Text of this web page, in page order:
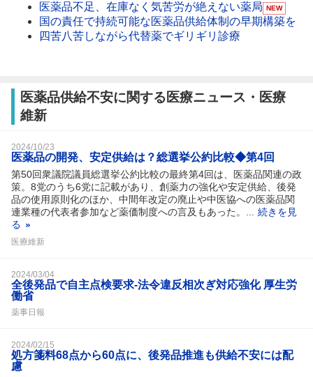
医薬品不足、在庫なく気苦労が絶えない薬局 NEW
国の責任で持続可能な医薬品供給体制の早期構築を
四苦八苦しながら代替薬でギリギリ診療
医薬品供給不安に関する医療ニュース・医療
維新
2024/10/23
医薬品の開発、安定供給は？総選挙公約比較◆第4回
第50回衆議院議員総選挙公約比較の最終第4回は、医薬品関連の政
策。8党のうち6党に記載があり、創薬力の強化や安定供給、後発
品の使用原則化のほか、中間年改定の廃止や中医協への医薬品関
連業種の代表者参加など薬価制度への言及もあった。...
続きを見
る
医療維新
2024/03/04
全後発品で自主点検要求‐法令違反相次ぎ対応強化 厚生労
働省
薬事日報
2024/02/15
処方箋料68点から60点に、後発品推進も供給不安には配
慮